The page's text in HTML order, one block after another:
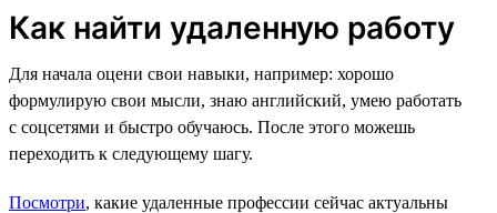
Как найти удаленную работу
Для начала оцени свои навыки, например: хорошо
формулирую свои мысли, знаю английский, умею работать
с соцсетями и быстро обучаюсь. После этого можешь
переходить к следующему шагу.
Посмотри, какие удаленные профессии сейчас актуальны